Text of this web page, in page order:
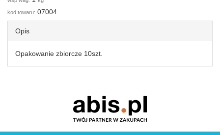
kod towaru: 07004
Opis
Opakowanie zbiorcze 10szt.